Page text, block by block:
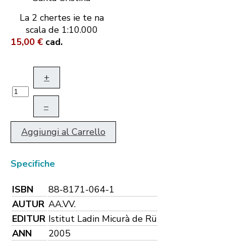
La 2 chertes ie te na
scala de 1:10.000
15,00 € cad.
+
–
Aggiungi al Carrello
Specifiche
ISBN
88-8171-064-1
AUTUR AA.VV.
EDITUR Istitut Ladin Micurà de Rü
ANN
2005